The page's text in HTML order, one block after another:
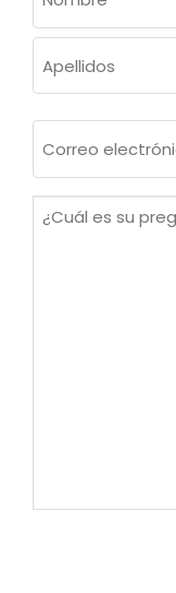
(OBLIGATORIO)
Nombre
electrónico
¿Cuál